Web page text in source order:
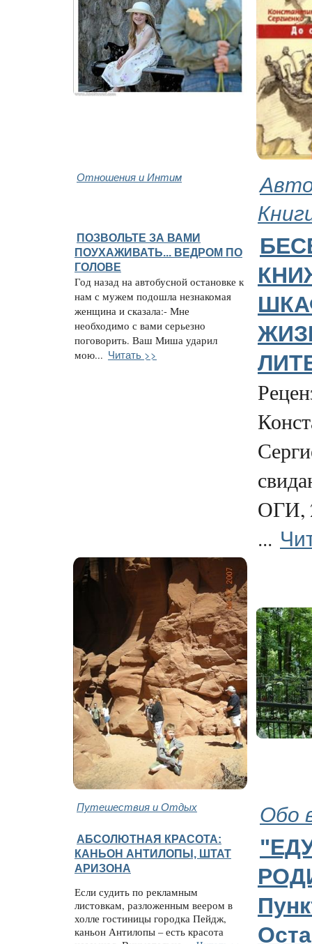
Отношения и Интим
ПОЗВОЛЬТЕ ЗА ВАМИ
ПОУХАЖИВАТЬ... ВЕДРОМ ПО
ГОЛОВЕ
Год назад на автобусной остановке к
нам с мужем подошла незнакомая
женщина и сказала:- Мне
необходимо с вами серьезно
поговорить. Ваш Миша ударил
мою... Читать >>
ОГИ,
...
Путешествия и Отдых Обо
АБСОЛЮТНАЯ КРАСОТА:
КАНЬОН АНТИЛОПЫ, ШТАТ
АРИЗОНА
Если судить по рекламным
листовкам, разложенным веером в
холле гостиницы городка Пейдж,
каньон Антилопы – есть красота